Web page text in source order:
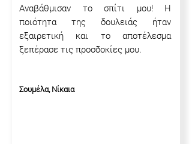
Αναβάθμισαν το σπίτι μου! Η
ποιότητα της δουλειάς ήταν
εξαιρετική και το αποτέλεσμα
ξεπέρασε τις προσδοκίες μου.
Σουμέλα, Νίκαια